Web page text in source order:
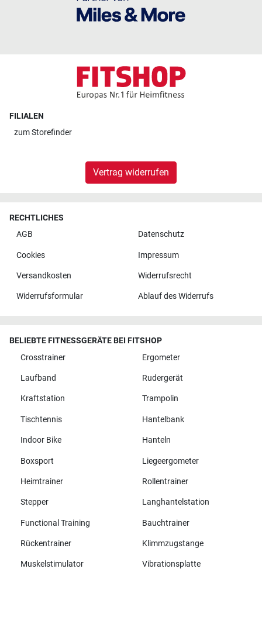
FILIALEN
zumStorefinder
Vertrag widerrufen
RECHTLICHES
AGB
Datenschutz
Cookies Impressum
Versandkosten Widerrufsrecht
Widerrufsformular Ablauf des Widerrufs
BELIEBTE FITNESSGERÄTE BEI FITSHOP
Crosstrainer
Ergometer
Laufband Rudergerät
Kraftstation Trampolin
Tischtennis Hantelbank
Indoor Bike Hanteln
Boxsport Liegeergometer
Heimtrainer Rollentrainer
Stepper Langhantelstation
Functional Training Bauchtrainer
Rückentrainer Klimmzugstange
Muskelstimulator Vibrationsplatte